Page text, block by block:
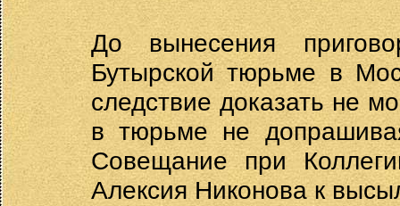
До вынесения
Бутырской тюрьме в
следствие доказать не
в тюрьме не
Совещание при
Алексия Никонова к